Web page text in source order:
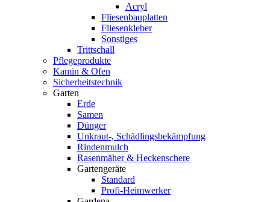
Acryl
Fliesenbauplatten
Fliesenkleber
Sonstiges
Trittschall
Pflegeprodukte
Kamin & Ofen
Sicherheitstechnik
Garten
Erde
Samen
Dünger
Unkraut-, Schädlingsbekämpfung
Rindenmulch
Rasenmäher & Heckenschere
Gartengeräte
Standard
Profi-Heimwerker